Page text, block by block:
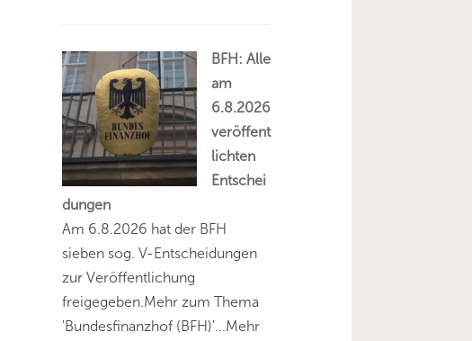
BFH: Alle
am
6.8.2026
veröffent
lichten
Entschei
dungen
Am 6.8.2026 hat der BFH
sieben sog. V-Entscheidungen
zur Veröffentlichung
freigegeben.Mehr zum Thema
'Bundesfinanzhof (BFH)'...Mehr